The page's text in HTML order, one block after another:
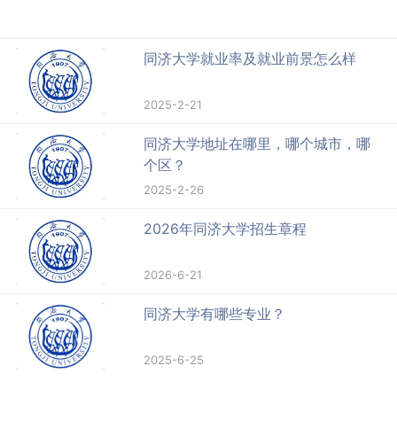
同济大学就业率及就业前景怎么样
2025-2-21
同济大学地址在哪里，哪个城市，哪
个区？
2025-2-26
2026年同济大学招生章程
2026-6-21
同济大学有哪些专业？
2025-6-25